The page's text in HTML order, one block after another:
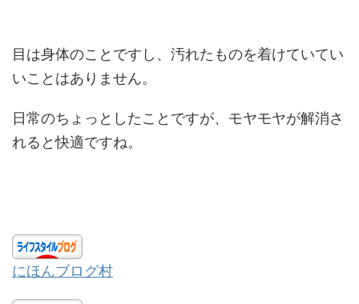
目は身体のことですし、汚れたものを着けていてい
いことはありません。
日常のちょっとしたことですが、モヤモヤが解消さ
れると快適ですね。
にほんブログ村